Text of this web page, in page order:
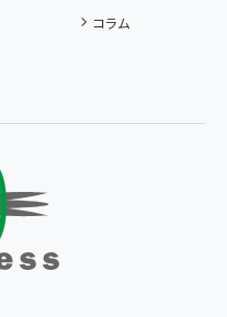
コラム